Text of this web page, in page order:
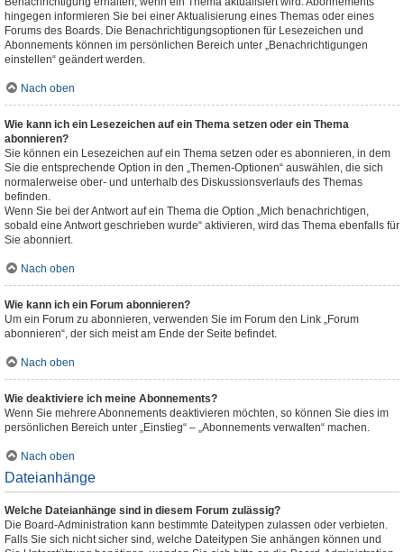
hingegen informieren Sie bei einer Aktualisierung eines Themas oder eines
Forums des Boards. Die Benachrichtigungsoptionen für Lesezeichen und
Abonnements können im persönlichen Bereich unter „Benachrichtigungen
einstellen“ geändert werden.
Nach oben
Wie kann ich ein Lesezeichen auf ein Thema setzen oder ein Thema
abonnieren?
Sie können ein Lesezeichen auf ein Thema setzen oder es abonnieren, in dem
Sie die entsprechende Option in den „Themen-Optionen“ auswählen, die sich
normalerweise ober- und unterhalb des Diskussionsverlaufs des Themas
befinden.
Wenn Sie bei der Antwort auf ein Thema die Option „Mich benachrichtigen,
sobald eine Antwort geschrieben wurde“ aktivieren, wird das Thema ebenfalls für
Sie abonniert.
Nach oben
Wie kann ich ein Forum abonnieren?
Um ein Forum zu abonnieren, verwenden Sie im Forum den Link „Forum
abonnieren“, der sich meist am Ende der Seite befindet.
Nach oben
Wie deaktiviere ich meine Abonnements?
Wenn Sie mehrere Abonnements deaktivieren möchten, so können Sie dies im
persönlichen Bereich unter „Einstieg“ – „Abonnements verwalten“ machen.
Nach oben
Dateianhänge
Welche Dateianhänge sind in diesem Forum zulässig?
Die Board-Administration kann bestimmte Dateitypen zulassen oder verbieten.
Falls Sie sich nicht sicher sind, welche Dateitypen Sie anhängen können und